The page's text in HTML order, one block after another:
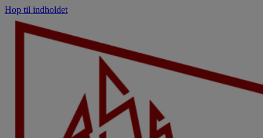
Hop til indholdet